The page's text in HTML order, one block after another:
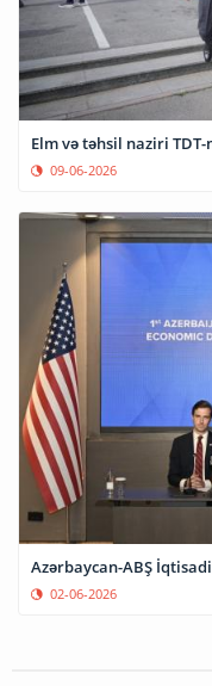
Elm və təhsil naziri
09-06-2026
Azərbaycan-ABŞ
02-06-2026